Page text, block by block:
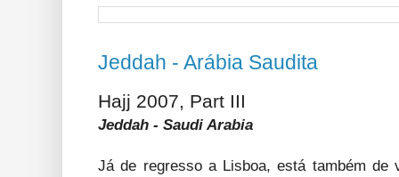
Jeddah - Arábia Saudita
Hajj 2007, Part III
Jeddah - Saudi Arabia
Já de regresso a Lisboa, está também de